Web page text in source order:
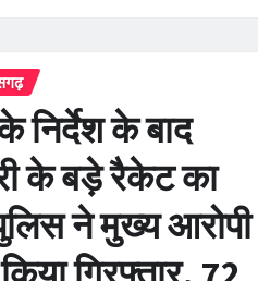
निर्देश के बाद
के बड़े रैकेट का
ने मुख्य आरोपी